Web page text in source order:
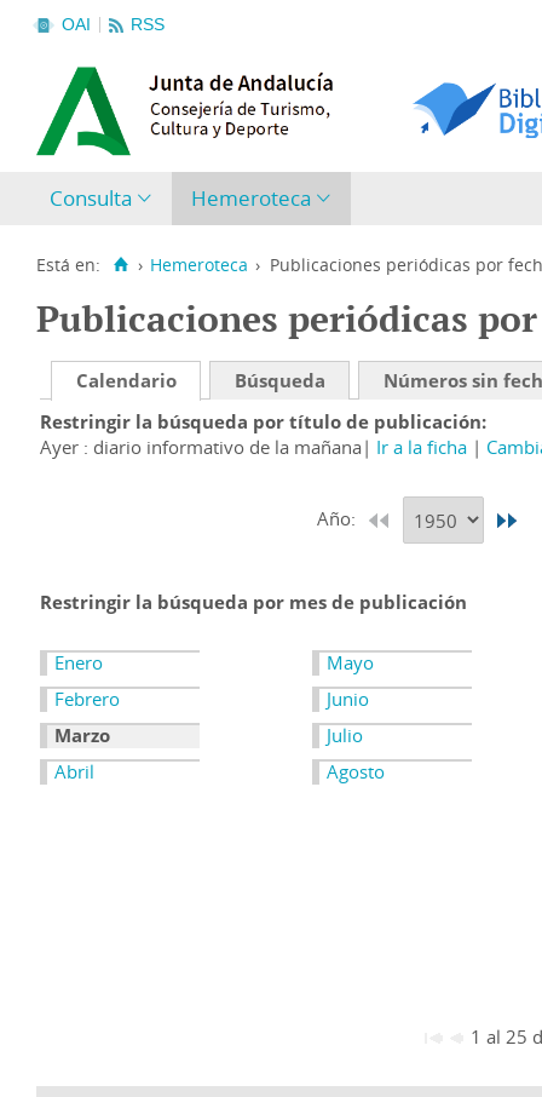
OAI RSS
Consulta Hemeroteca
Está en: › Hemeroteca › Publicaciones periódicas por
Publicaciones periódicas
Calendario Búsqueda
Números sin
Restringir la búsqueda por título de publicación
Ayer : diario informativo de la mañana
Ir a la ficha
Año:
Restringir la búsqueda por mes de publicación
Enero
Febrero
Marzo
Abril
Mayo
Junio
Julio
Agosto
1 al 25